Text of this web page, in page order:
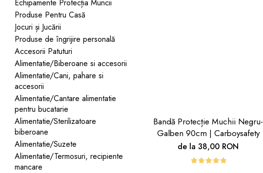
Produse de protecție
mobilier industrial
Bandă avertizare
Cărucioare copii
Accesorii Cărucioare
Set protecții copii
Scaune auto copii
Siguranță auto copii
Tapet protector perete
camera copiilor
Incălzitoare biberoane
copii
Termosuri, recipiente
mâncare pentru copii
Jocuri de familie sau grup
Masinute, avioane,
motociclete
Jocuri de pictura si desen
Jucarii muzicale
Jucării educative copii
Biciclete și Triciclete
Echipamente Protecția Muncii
Produse Pentru Casă
Jocuri și Jucării
Produse de îngrijire personală
Accesorii Patuturi
Alimentatie/Biberoane si accesorii
Alimentatie/Cani, pahare si
accesorii
Alimentatie/Cantare alimentatie
pentru bucatarie
Alimentatie/Sterilizatoare
biberoane
Alimentatie/Suzete
Alimentatie/Termosuri, recipiente
mancare
Bandă Protecție Muchii Negru-
Galben 90cm | Carboysafety
de la 38,00 RON